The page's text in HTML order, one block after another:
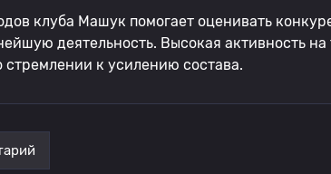
клуба Машук помогает оценивать
деятельность. Высокая активность
стремлении к усилению состава.